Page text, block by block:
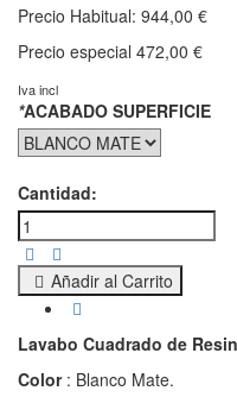
Precio Habitual: 944,00 €
Precio especial 472,00 €
Iva incl
*ACABADO SUPERFICIE
Cantidad:
Añadir al Carrito
Lavabo Cuadrado de
Color: Blanco Mate.